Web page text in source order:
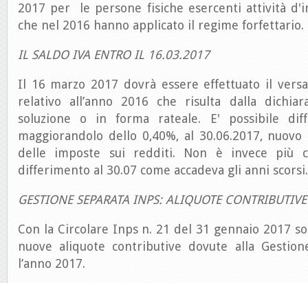
2017 per le persone fisiche esercenti attività
che nel 2016 hanno applicato il regime forfettario.
IL SALDO IVA ENTRO IL 16.03.2017
Il 16 marzo 2017 dovrà essere effettuato il
relativo all’anno 2016 che risulta dalla
soluzione o in forma rateale. E' possibile
maggiorandolo dello 0,40%, al 30.06.2017,
delle imposte sui redditi. Non è invece più
differimento al 30.07 come accadeva gli anni scorsi.
GESTIONE SEPARATA INPS: ALIQUOTE
Con la Circolare Inps n. 21 del 31 gennaio 2017
nuove aliquote contributive dovute alla
l’anno 2017.